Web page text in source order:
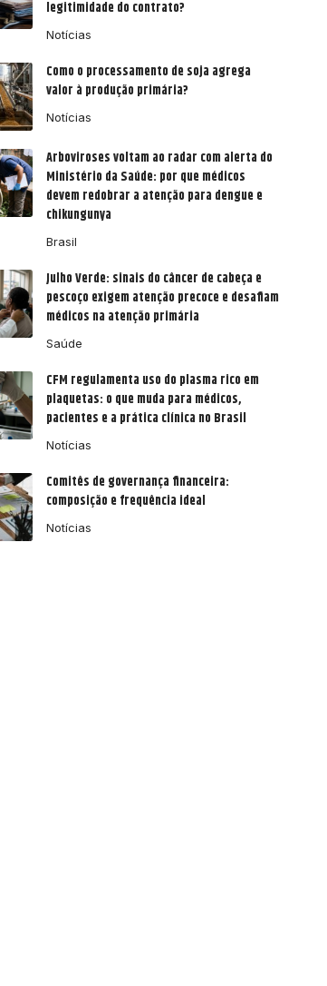
legitimidade do contrato?
Notícias
Como o processamento de soja agrega
valor à produção primária?
Notícias
Arboviroses voltam ao radar com alerta do
Ministério da Saúde: por que médicos
devem redobrar a atenção para dengue e
chikungunya
Brasil
Julho Verde: sinais do câncer de cabeça e
pescoço exigem atenção precoce e desafiam
médicos na atenção primária
Saúde
CFM regulamenta uso do plasma rico em
plaquetas: o que muda para médicos,
pacientes e a prática clínica no Brasil
Notícias
Comitês de governança financeira:
composição e frequência ideal
Notícias